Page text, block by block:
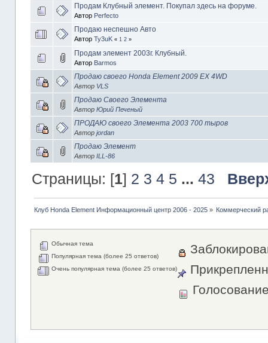
Продам Клубный элемент. Покупал здесь на форуме.
Автор Perfecto
Продаю неспешно Авто
Автор Ty3uK « 1 2»
Продам элемент 2003г. Клубный.
Автор Barmos
Продаю своего Honda Element 2009 EX 4WD
Автор VLS
Продаю Своего Элемента
Автор Юрий Печеный
ПРОДАЮ своего Элемента 2003 700 тыров
Автор jordan
Продаю Элемент
Автор ILL-86
Страницы: [1] 2 3 4 5 ... 43
Клуб Honda Element Информационный центр 2006 - 2025» Коммерческий
Обычная тема
Популярная тема (более 25 ответов)
Очень популярная тема (более 25 ответов)